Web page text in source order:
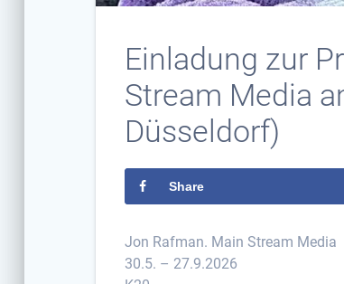
Einladung zur
Stream Media
Düsseldorf)
Share
Jon Rafman. Main Stream Media
30.5. – 27.9.2026